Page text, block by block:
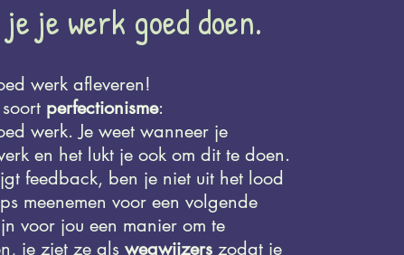
je werk goed doen.
werk afleveren!
soort perfectionisme:
werk. Je weet wanneer je
en het lukt je ook om dit te doen.
feedback, ben je niet uit het lood
meenemen voor een volgende
voor jou een manier om te
je ziet ze als wegwijzers zodat je